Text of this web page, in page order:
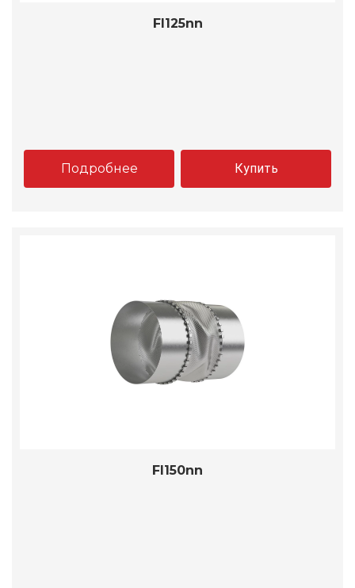
FI125nn
Подробнее Купить
FI150nn